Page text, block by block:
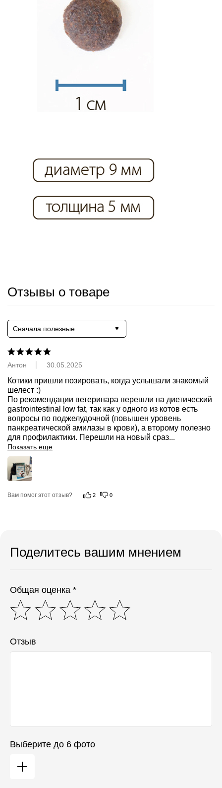
Отзывы о товаре
Сначала полезные
Антон 30.05.2025
Котики пришли позировать, когда услышали знакомый
шелест :)
По рекомендации ветеринара перешли на диетический
gastrointestinal low fat, так как у одного из котов есть
вопросы по поджелудочной (повышен уровень
панкреатической амилазы в крови), а второму полезно
для профилактики. Перешли на новый сраз...
Показать еще
Вам помог этот отзыв? 2 0
Поделитесь вашим мнением
Общая оценка *
Отзыв
Выберите до 6 фото